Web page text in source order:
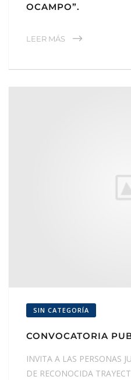
OCAMPO”.
LEER MÁS
SIN CATEGORÍA
CONVOCATORIA
INVITA A LAS PERSONAS
DE RECONOCIDA